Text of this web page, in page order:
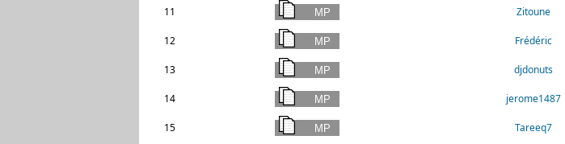
11 Zitoune
12 Frédéric
13 djdonuts
14 jerome1487
15 Tareeq7